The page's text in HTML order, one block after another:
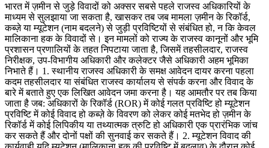
भारत में ज़मीन से जुड़े विवादों को अक्सर सबसे पहले राजस्व अधिकारियों के
माध्यम से सुलझाया जा सकता है, खासकर तब जब मामला ज़मीन के रिकॉर्ड,
कब्ज़े या म्यूटेशन (नाम बदलने) से जुड़ी प्रविष्टियों से संबंधित हो, न कि केवल
मालिकाना हक के विवादों से। इन मामलों को राज्य के राजस्व कानूनों और भूमि
प्रशासन प्रणालियों के तहत निपटाया जाता है, जिसमें तहसीलदार, राजस्व
निरीक्षक, उप-विभागीय अधिकारी और कलेक्टर जैसे अधिकारी अहम भूमिका
निभाते हैं। 1. स्थानीय राजस्व अधिकारी के समक्ष आवेदन दायर करना पहला
कदम तहसीलदार या संबंधित राजस्व कार्यालय से संपर्क करना और विवाद के
बारे में बताते हुए एक लिखित आवेदन जमा करना है। यह आमतौर पर तब किया
जाता है जब: अधिकारों के रिकॉर्ड (ROR) में कोई गलत प्रविष्टि हो म्यूटेशन
प्रविष्टि में कोई विवाद हो कब्ज़े के विवरण को लेकर कोई मतभेद हो ज़मीन के
रिकॉर्ड में कोई लिपिकीय या तथ्यात्मक त्रुटि हो अधिकारी एक प्रारंभिक जांच
कर सकते हैं और दोनों पक्षों की सुनवाई कर सकते हैं। 2. म्यूटेशन विवाद की